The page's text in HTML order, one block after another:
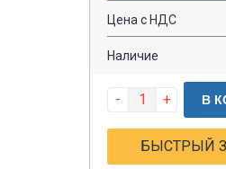
Цена с НДС
Наличие
- + В
БЫСТРЫЙ